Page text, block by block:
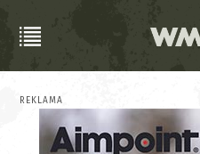
REKLAMA